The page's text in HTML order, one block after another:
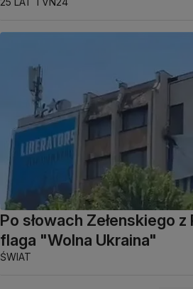
Po słowach Zełenskiego z
flaga "Wolna Ukraina"
ŚWIAT